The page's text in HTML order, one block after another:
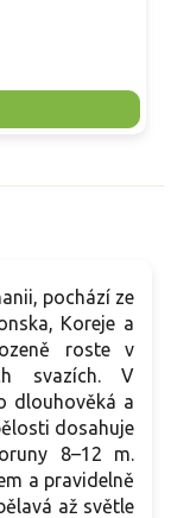
pochází ze
Koreje a
roste v
svazích. V
dlouhověká a
dosahuje
8–12 m.
a pravidelně
až světle